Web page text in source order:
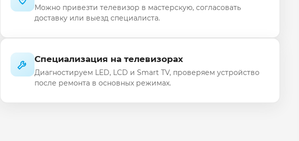
Можно привезти телевизор в мастерскую, согласовать
доставку или выезд специалиста.
Специализация на телевизорах
Диагностируем LED, LCD и Smart TV, проверяем устройство
после ремонта в основных режимах.